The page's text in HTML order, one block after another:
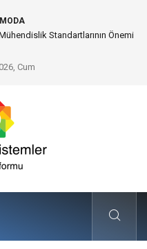
Nasıl Bir Miras Bırakacaksınız?
Cum